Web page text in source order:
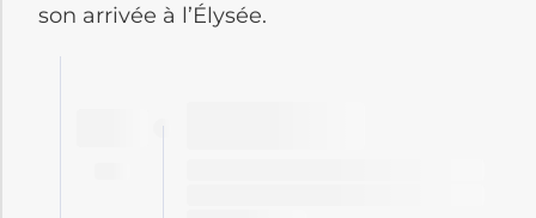
son arrivée à l’Élysée.